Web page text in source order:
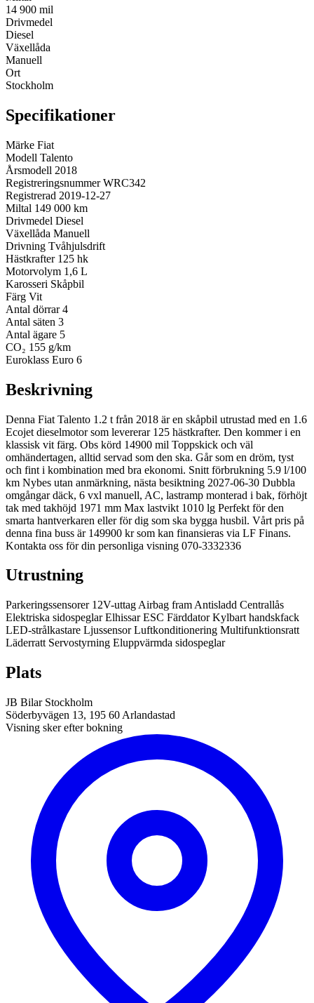
14 900 mil
Drivmedel
Diesel
Växellåda
Manuell
Ort
Stockholm
Specifikationer
Märke Fiat
Modell Talento
Årsmodell 2018
Registreringsnummer WRC342
Registrerad 2019-12-27
Miltal 149 000 km
Drivmedel Diesel
Växellåda Manuell
Drivning Tvåhjulsdrift
Hästkrafter 125 hk
Motorvolym 1,6 L
Karosseri Skåpbil
Färg Vit
Antal dörrar 4
Antal säten 3
Antal ägare 5
CO₂ 155 g/km
Euroklass Euro 6
Beskrivning
Denna Fiat Talento 1.2 t från 2018 är en skåpbil utrustad med en 1.6
Ecojet dieselmotor som levererar 125 hästkrafter. Den kommer i en
klassisk vit färg. Obs körd 14900 mil Toppskick och väl
omhändertagen, alltid servad som den ska. Går som en dröm, tyst
och fint i kombination med bra ekonomi. Snitt förbrukning 5.9 l/100
km Nybes utan anmärkning, nästa besiktning 2027-06-30 Dubbla
omgångar däck, 6 vxl manuell, AC, lastramp monterad i bak, förhöjt
tak med takhöjd 1971 mm Max lastvikt 1010 lg Perfekt för den
smarta hantverkaren eller för dig som ska bygga husbil. Vårt pris på
denna fina buss är 149900 kr som kan finansieras via LF Finans.
Kontakta oss för din personliga visning 070-3332336
Utrustning
Parkeringssensorer 12V-uttag Airbag fram Antisladd Centrallås
Elektriska sidospeglarElhissarESC FärddatorKylbart handskfack
LED-strålkastare LjussensorLuftkonditionering Multifunktionsratt
Läderratt Servostyrning Eluppvärmda sidospeglar
Plats
JB Bilar Stockholm
Söderbyvägen 13, 195 60 Arlandastad
Visning sker efter bokning